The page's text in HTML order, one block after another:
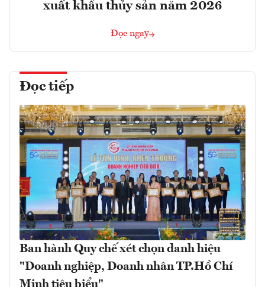
xuất khẩu thủy sản năm 2026
Đọc ngay
Đọc tiếp
Ban hành Quy chế xét chọn danh hiệu
"Doanh nghiệp, Doanh nhân TP.Hồ Chí